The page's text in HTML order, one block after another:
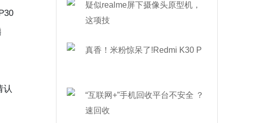
认
疑似realme屏下摄像头原型机，
这项技
真香！米粉惊呆了!Redmi K30 P
“互联网+”手机回收平台不安全 ？
速回收